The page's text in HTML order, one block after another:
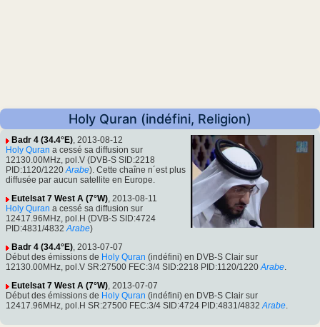
Holy Quran (indéfini, Religion)
Badr 4 (34.4°E), 2013-08-12
Holy Quran a cessé sa diffusion sur
12130.00MHz, pol.V (DVB-S SID:2218
PID:1120/1220 Arabe). Cette chaîne n´est plus
diffusée par aucun satellite en Europe.
Eutelsat 7 West A (7°W), 2013-08-11
Holy Quran a cessé sa diffusion sur
12417.96MHz, pol.H (DVB-S SID:4724
PID:4831/4832 Arabe)
Badr 4 (34.4°E), 2013-07-07
Début des émissions de Holy Quran (indéfini) en DVB-S Clair sur
12130.00MHz, pol.V SR:27500 FEC:3/4 SID:2218 PID:1120/1220 Arabe.
Eutelsat 7 West A (7°W), 2013-07-07
Début des émissions de Holy Quran (indéfini) en DVB-S Clair sur
12417.96MHz, pol.H SR:27500 FEC:3/4 SID:4724 PID:4831/4832 Arabe.